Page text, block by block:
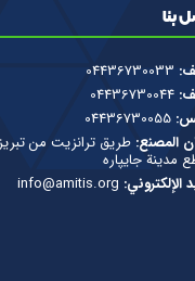
بنا
04436730033
04436730044
04436730055
المصنع: طريق ترانزيت من
مدينة جایپاره
الإلكتروني: info@amitis.org